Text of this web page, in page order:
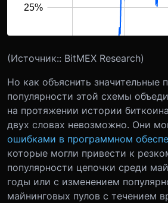
(Источник:: BitMEX Research)
Но как объяснить значительные
популярности этой схемы
на протяжении истории
двух словах невозможно. Они
ошибками в программном
которые могли привести к
популярности цепочки среди
годы или с изменением
майнинговых пулов с течением